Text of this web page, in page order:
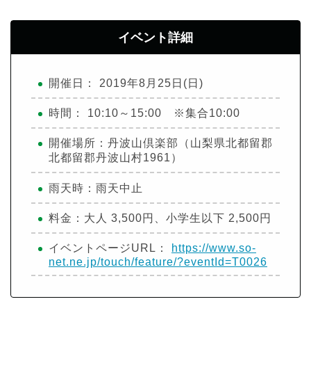
イベント詳細
開催日： 2019年8月25日(日)
時間： 10:10～15:00 ※集合10:00
開催場所：丹波山倶楽部（山梨県北都留郡
北都留郡丹波山村1961）
雨天時：雨天中止
料金：大人 3,500円、小学生以下 2,500円
イベントページURL：
https://www.so-
net.ne.jp/touch/feature/?eventId=T0026